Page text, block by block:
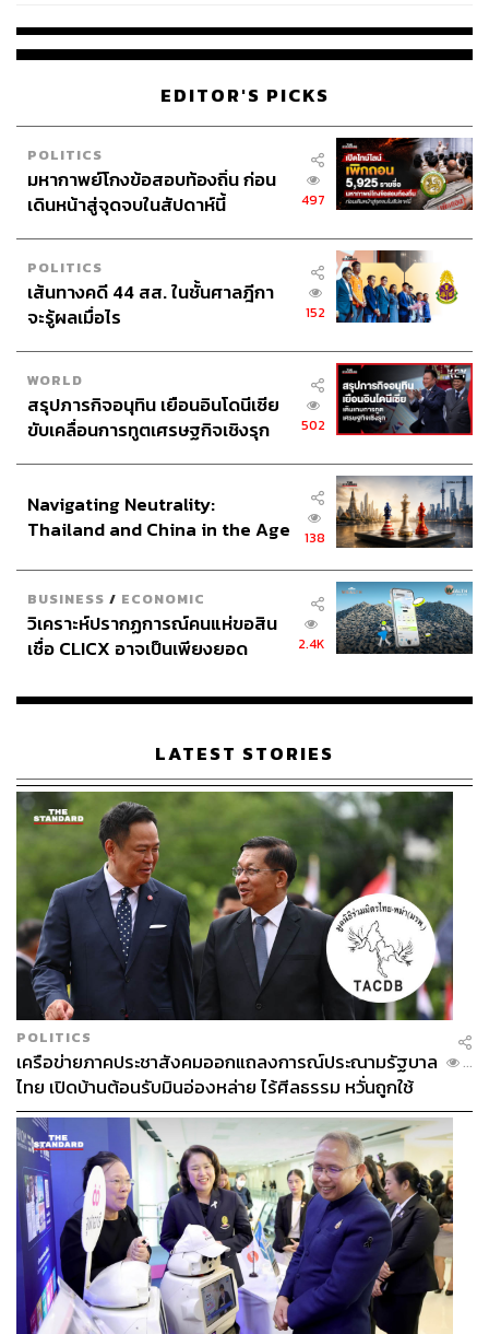
EDITOR'S PICKS
POLITICS
มหากาพย์โกงข้อสอบท้องถิ่น ก่อน
เดินหน้าสู่จุดจบในสัปดาห์นี้
497
POLITICS
เส้นทางคดี 44 สส. ในชั้นศาลฎีกา
จะรู้ผลเมื่อไร
152
WORLD
สรุปภารกิจอนุทิน เยือนอินโดนีเซีย
ขับเคลื่อนการทูตเศรษฐกิจเชิงรุก
502
Navigating Neutrality:
Thailand and China in the Age
138
BUSINESS / ECONOMIC
วิเคราะห์ปรากฏการณ์คนแห่ขอสิน
เชื่อ CLICX อาจเป็นเพียงยอด
เรือนไทยที่ถูกซุกไว้
2.4K
LATEST STORIES
POLITICS
เครือข่ายภาคประชาสังคมออกแถลงการณ์ประณามรัฐบาล
ไทย เปิดบ้านต้อนรับมินอ่องหล่าย ไร้ศีลธรรม หวั่นถูกใช้
เป็นเครื่องมือกดขี่ชาวเมียนมา
...